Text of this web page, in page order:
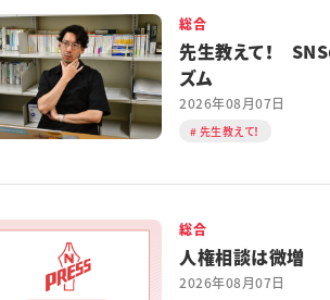
総合
先生教えて！
ズム
2026年08月07日
先生教えて！
総合
人権相談は微増
2026年08月07日